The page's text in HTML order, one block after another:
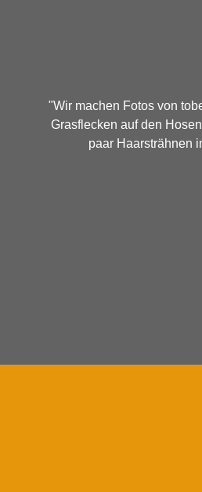
"Wir machen Fotos von
Grasflecken auf den
paar Haarsträhnen